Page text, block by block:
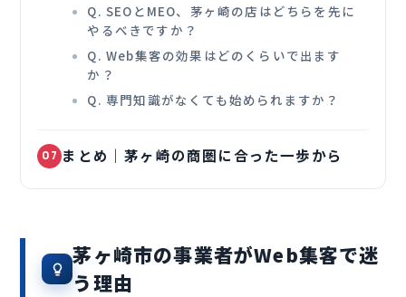
Q. SEOとMEO、茅ヶ崎の店はどちらを先に
やるべきですか？
Q. Web集客の効果はどのくらいで出ます
か？
Q. 専門知識がなくても始められますか？
07 まとめ｜茅ヶ崎の商圏に合った一歩から
茅ヶ崎市の事業者がWeb集客で迷
う理由